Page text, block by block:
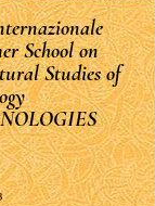
School on
Studies of